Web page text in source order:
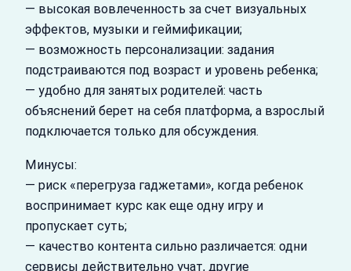
— высокая вовлеченность за счет визуальных
эффектов, музыки и геймификации;
— возможность персонализации: задания
подстраиваются под возраст и уровень ребенка;
— удобно для занятых родителей: часть
объяснений берет на себя платформа, а взрослый
подключается только для обсуждения.
Минусы:
— риск «перегруза гаджетами», когда ребенок
воспринимает курс как еще одну игру и
пропускает суть;
— качество контента сильно различается: одни
сервисы действительно учат, другие